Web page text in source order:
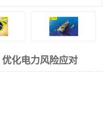
化电力风险应对